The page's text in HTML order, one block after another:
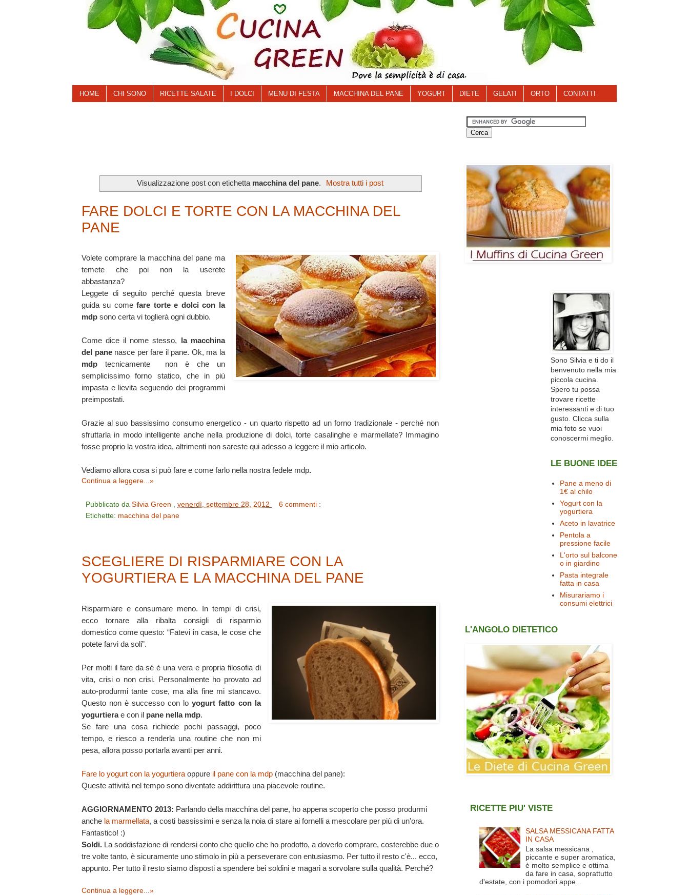
HOME CHI SONO RICETTE SALATE I DOLCI MENU DI FESTA MACCHINA DEL PANE YOGURT DIETE GELATI ORTO CONTATTI
Visualizzazione post con etichetta macchina del pane. Mostra tutti i post
FARE DOLCI E TORTE CON LA MACCHINA DEL
PANE
Volete comprare la macchina del pane ma
temete che poi non la userete
abbastanza?
Leggete di seguito perché questa breve
guida su comefare torte e dolci con la
mdp sono certa vi toglierà ogni dubbio.
Come dice il nome stesso, la macchina
del panenasce per fare il pane. Ok, ma la
mdp tecnicamente non è che un
semplicissimo forno statico, che in più
impasta e lievita seguendo dei programmi
preimpostati.
Grazie al suo bassissimo consumo energetico - un quarto rispetto ad un forno tradizionale - perché non
sfruttarla in modo intelligente anche nella produzione di dolci, torte casalinghe e marmellate? Immagino
fosse proprio la vostra idea, altrimenti non sareste qui adesso a leggere il mio articolo.
Vediamo allora cosa si può fare e come farlo nella nostra fedele mdp.
Continua a leggere...»
Pubblicato da Silvia Green , venerdì, settembre 28, 2012
6 commenti :
Etichette: macchina del pane
SCEGLIERE DI RISPARMIARE CON LA
YOGURTIERA E LA MACCHINA DEL PANE
Risparmiare e consumare meno. In tempi di crisi,
ecco tornare alla ribalta consigli di risparmio
domestico come questo: “Fatevi in casa, le cose che
potete farvi da soli”.
Per molti il fare da sé è una vera e propria filosofia di
vita, crisi o non crisi. Personalmente ho provato ad
auto-produrmi tante cose, ma alla fine mi stancavo.
Questo non è successo con loyogurt fatto con la
yogurtierae con il pane nella mdp.
Se fare una cosa richiede pochi passaggi, poco
tempo, e riesco a renderla una routine che non mi
pesa, allora posso portarla avanti per anni.
Fare lo yogurt con la yogurtiera oppure il pane con la mdp (macchina del pane):
Queste attività nel tempo sono diventate addirittura una piacevole routine.
AGGIORNAMENTO 2013: Parlando della macchina del pane, ho appena scoperto che posso produrmi
anche la marmellata, a costi bassissimi e senza la noia di stare ai fornelli a mescolare per più di un'ora.
Fantastico! :)
Soldi. La soddisfazione di rendersi conto che quello che ho prodotto, a doverlo comprare, costerebbe due o
tre volte tanto, è sicuramente uno stimolo in più a perseverare con entusiasmo. Per tutto il resto c'è... ecco,
appunto. Per tutto il resto siamo disposti a spendere bei soldini e magari a sorvolare sulla qualità. Perché?
Continua a leggere...»
Sono Silvia e ti do il
benvenuto nella mia
piccola cucina.
Spero tu possa
trovare ricette
interessanti e di tuo
gusto. Clicca sulla
mia foto se vuoi
conoscermi meglio.
LE BUONE IDEE
Pane a meno di
1€ al chilo
Yogurt con la
yogurtiera
Aceto in lavatrice
Pentola a
pressione facile
L'orto sul balcone
o in giardino
Pasta integrale
fatta in casa
Misurariamo i
consumi elettrici
L'ANGOLO DIETETICO
RICETTE PIU' VISTE
SALSA MESSICANA FATTA
IN CASA
La salsa messicana ,
piccante e super aromatica,
è molto semplice e ottima
da fare in casa, soprattutto
d'estate, con i pomodori appe...